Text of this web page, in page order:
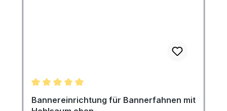
Durchschnittliche Bewertung von 5 von 5 Sternen
Bannereinrichtung für Bannerfahnen mit